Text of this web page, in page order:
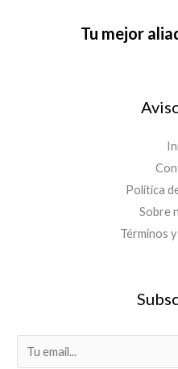
Tu mejor
Política
Sobre
Términos